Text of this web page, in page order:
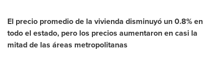
El precio promedio de la vivienda disminuyó un 0.8% en
todo el estado, pero los precios aumentaron en casi la
mitad de las áreas metropolitanas